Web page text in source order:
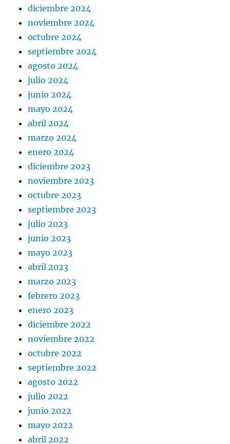
diciembre 2024
noviembre 2024
octubre 2024
septiembre 2024
agosto 2024
julio 2024
junio 2024
mayo 2024
abril 2024
marzo 2024
enero 2024
diciembre 2023
noviembre 2023
octubre 2023
septiembre 2023
julio 2023
junio 2023
mayo 2023
abril 2023
marzo 2023
febrero 2023
enero 2023
diciembre 2022
noviembre 2022
octubre 2022
septiembre 2022
agosto 2022
julio 2022
junio 2022
mayo 2022
abril 2022